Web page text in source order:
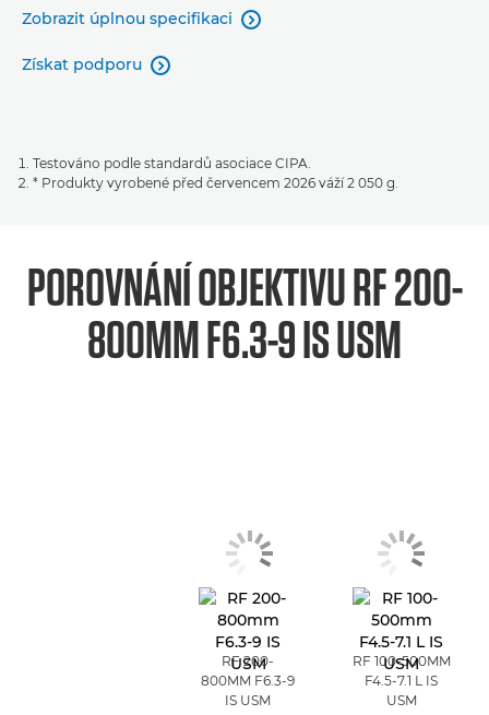
Zobrazit úplnou specifikaci 
Získat podporu 
Testováno podle standardů asociace CIPA.
* Produkty vyrobené před červencem 2026 váží 2 050 g.
POROVNÁNÍ OBJEKTIVURF 200-
800MM F6.3-9 IS USM
RF 200-
800MM F6.3-9
IS USM
RF 100-500MM
F4.5-7.1 L IS
USM